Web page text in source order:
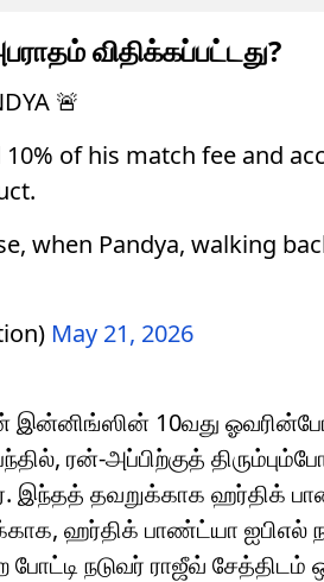
விதிக்கப்பட்டது?
🚨
of his match fee and
when Pandya, walking
May 21, 2026
10வது
ரன்-அப்பிற்குத்
தவறுக்காக ஹர்திக்
ஹர்திக் பாண்ட்யா ஐபிஎல்
போட்டி நடுவர் ராஜீவ்